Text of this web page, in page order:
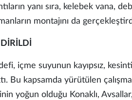
yanı sıra, kelebek vana,
montajını da
içme suyunun kayıpsız,
Bu kapsamda yürütülen
yoğun olduğu Konaklı,